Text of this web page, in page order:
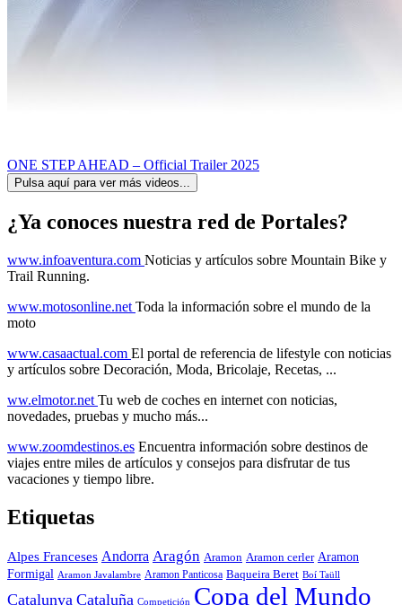
ONE STEP AHEAD – Official Trailer 2025
Pulsa aquí para ver más videos...
¿Ya conoces nuestra red de Portales?
www.infoaventura.com Noticias y artículos sobre Mountain Bike y
Trail Running.
www.motosonline.net Toda la información sobre el mundo de la
moto
www.casaactual.com El portal de referencia de lifestyle con noticias
y artículos sobre Decoración, Moda, Bricolaje, Recetas, ...
ww.elmotor.net Tu web de coches en internet con noticias,
novedades, pruebas y mucho más...
www.zoomdestinos.es Encuentra información sobre destinos de
viajes entre miles de artículos y consejos para disfrutar de tus
vacaciones y tiempo libre.
Etiquetas
Alpes Franceses Andorra Aragón Aramon Aramon cerler Aramon
Formigal Aramon Javalambre Aramon Panticosa Baqueira Beret Boí Taüll
Catalunya Cataluña Competición Copa del Mundo